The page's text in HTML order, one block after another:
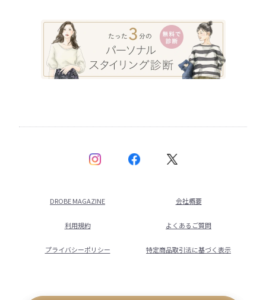
DROBE MAGAZINE 会社概要
利用規約 よくあるご質問
プライバシーポリシー 特定商品取引法に基づく表示